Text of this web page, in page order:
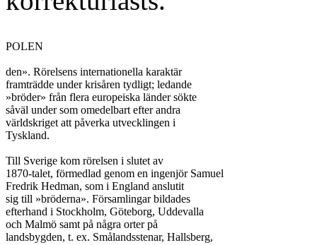
POLEN
den». Rörelsens internationella karaktär
framträdde under krisåren tydligt; ledande
»bröder» från flera europeiska länder sökte
såväl under som omedelbart efter andra
världskriget att påverka utvecklingen i
Tyskland.
Till Sverige kom rörelsen i slutet av
1870-talet, förmedlad genom en ingenjör Samuel
Fredrik Hedman, som i England anslutit
sig till »bröderna». Församlingar bildades
efterhand i Stockholm, Göteborg, Uddevalla
och Malmö samt på några orter på
landsbygden, t. ex. Smålandsstenar, Hallsberg,